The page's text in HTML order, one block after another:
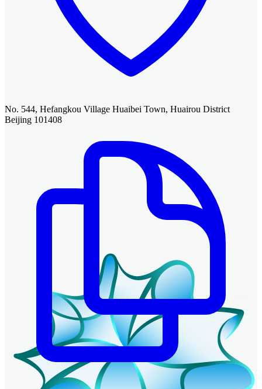
No. 544, Hefangkou Village Huaibei Town, Huairou District
Beijing 101408